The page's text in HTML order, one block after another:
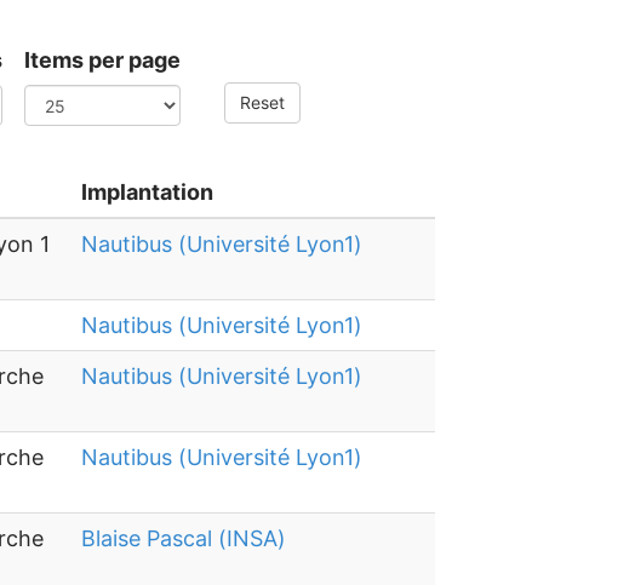
Items per page
Reset
Implantation
1 Nautibus (Université Lyon1)
Nautibus (Université Lyon1)
Nautibus (Université Lyon1)
Nautibus (Université Lyon1)
Blaise Pascal (INSA)